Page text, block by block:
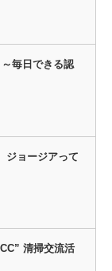
毎日できる認
ョージアって
清掃交流活